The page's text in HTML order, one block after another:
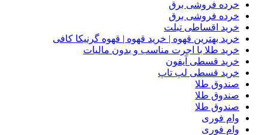
خرده فروشی برق
خرده فروشی برق
خرید اقساطی تبلت
خرید بهترین قهوه | خرید قهوه | قهوه گرنیکا کافی
خرید طلا با اجرت مناسب و بدون مالیات
خرید قسطی آیفون
خرید قسطی لپ تاپ
صندوق طلا
صندوق طلا
صندوق طلا
وام فوری
وام فوری